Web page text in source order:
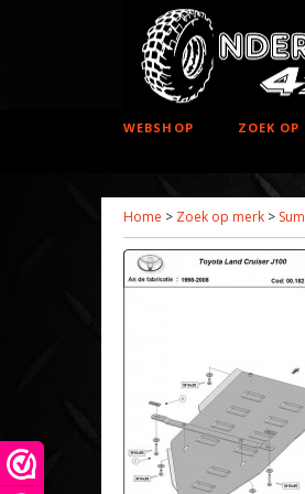
WEBSHOP ZOEK OP
Home > Zoek op merk >